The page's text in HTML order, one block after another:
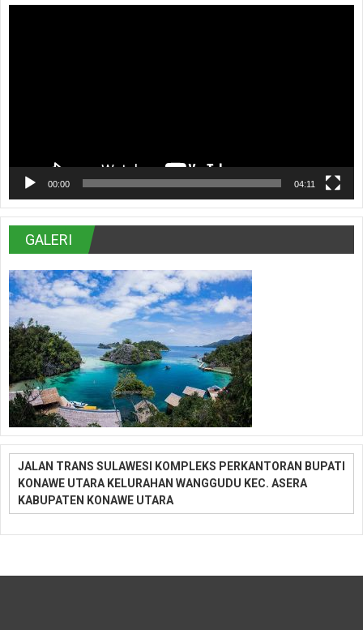
00:00 04:11
GALERI
JALAN TRANS SULAWESI KOMPLEKS PERKANTORAN BUPATI
KONAWE UTARA KELURAHAN WANGGUDU KEC. ASERA
KABUPATEN KONAWE UTARA